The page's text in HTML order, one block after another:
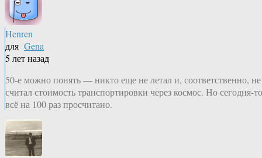
Henren
для Gena
5 лет назад
50-е можно понять — никто еще не летал и, соответственно, не
считал стоимость транспортировки через космос. Но сегодня-то
всё на 100 раз просчитано.